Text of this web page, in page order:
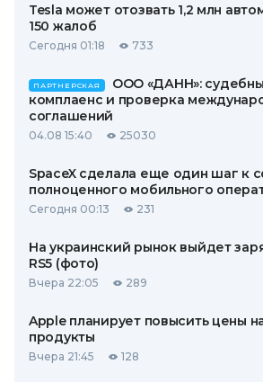
Tesla может отозвать 1,2 млн
150 жалоб
Сегодня 01:18 733
ПАРТНЕРСКАЯ
ООО «ДАНН»:
комплаенс и проверка
соглашений
04.08 15:40 25030
SpaceX сделала еще один шаг к
полноценного мобильного
Сегодня 00:13 231
На украинский рынок выйдет
RS5 (фото)
Вчера 22:05 289
Apple планирует повысить цены
продукты
Вчера 21:45 128